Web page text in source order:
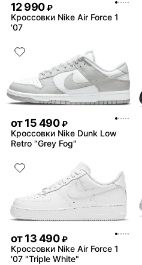
12 990 ₽
Кроссовки Nike Air Force 1
'07
от15 490 ₽
Кроссовки Nike Dunk Low
Retro "Grey Fog"
от13 490 ₽
Кроссовки Nike Air Force 1
'07 "Triple White"